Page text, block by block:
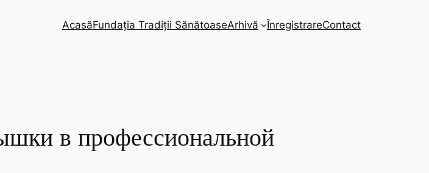
AcasăFundația Tradiții SănătoaseArhivă ÎnregistrareContact
в профессиональной